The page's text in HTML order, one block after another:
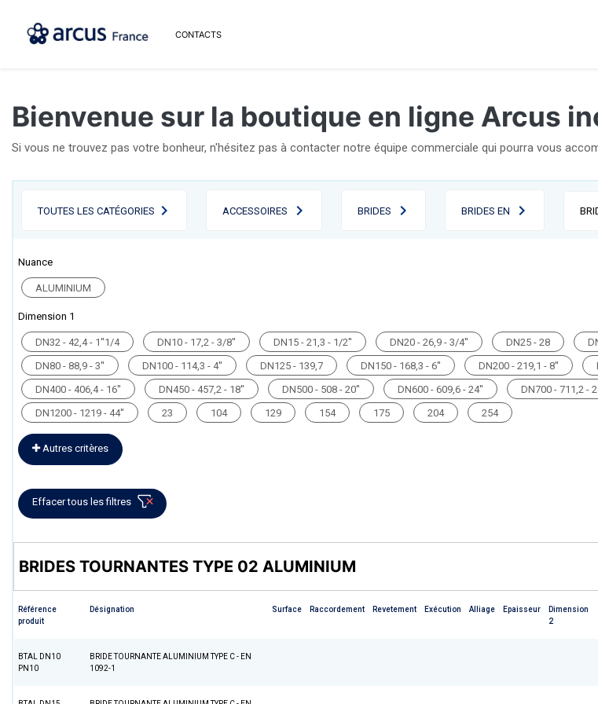
CONTACTS
Bienvenue sur la boutique en ligne Arcus
Si vous ne trouvez pas votre bonheur, n'hésitez pas à contacter notre équipe commerciale qui pourra vous
TOUTES LES CATÉGORIES ACCESSOIRES BRIDES BRIDES EN
Nuance
ALUMINIUM
Dimension 1
DN32 - 42,4 - 1''1/4 DN10 - 17,2 - 3/8'' DN15 - 21,3 - 1/2'' DN20 - 26,9 - 3/4'' DN25 - 28
DN80 - 88,9 - 3''
DN100 - 114,3 - 4'' DN125 - 139,7 DN150 - 168,3 - 6'' DN200 - 219,1 - 8''
DN400 - 406,4 - 16''
DN450 - 457,2 - 18'' DN500 - 508 - 20'' DN600 - 609,6 - 24'' DN700 - 711,2 -
DN1200 - 1219 - 44''
23 104 129 154 175 204 254
Autres critères
Effacer tous les filtres
BRIDES TOURNANTES TYPE 02 ALUMINIUM
Référence
produit
Désignation Surface Raccordement Revetement Exécution Alliage Epaisseur
Dimension
2
BTAL DN10
PN10
BRIDE TOURNANTE ALUMINIUM TYPE C - EN
1092-1